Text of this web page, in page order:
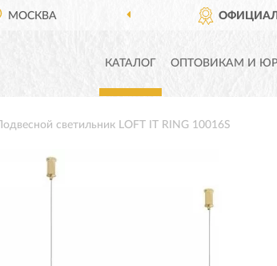
МОСКВА
КАТАЛОГ ОПТОВИКАМ И
Подвесной светильник LOFT IT RING 10016S